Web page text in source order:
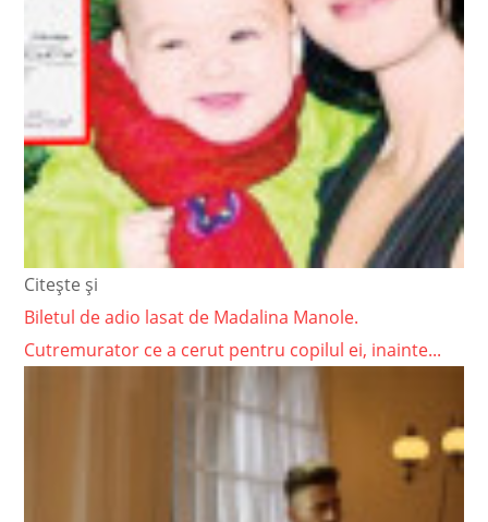
Citește și
Biletul de adio lasat de Madalina Manole.
Cutremurator ce a cerut pentru copilul ei, inainte...